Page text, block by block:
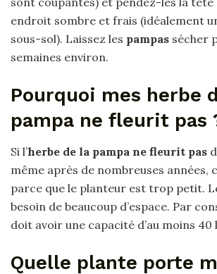
endroit sombre et frais (idéalement
sous-sol). Laissez les pampas sécher
semaines environ.
Pourquoi mes herbe
pampa ne fleurit pas
Si l’herbe de la pampa ne fleurit pas
même après de nombreuses années,
parce que le planteur est trop petit.
besoin de beaucoup d’espace. Par
doit avoir une capacité d’au moins 40
Quelle plante porte